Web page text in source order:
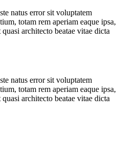
natus error sit voluptatem
totam rem aperiam eaque ipsa,
architecto beatae vitae dicta
natus error sit voluptatem
totam rem aperiam eaque ipsa,
architecto beatae vitae dicta